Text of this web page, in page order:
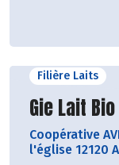
Filière Laits
Découvrir
Gie Lait
Coopérative
l'église 12120